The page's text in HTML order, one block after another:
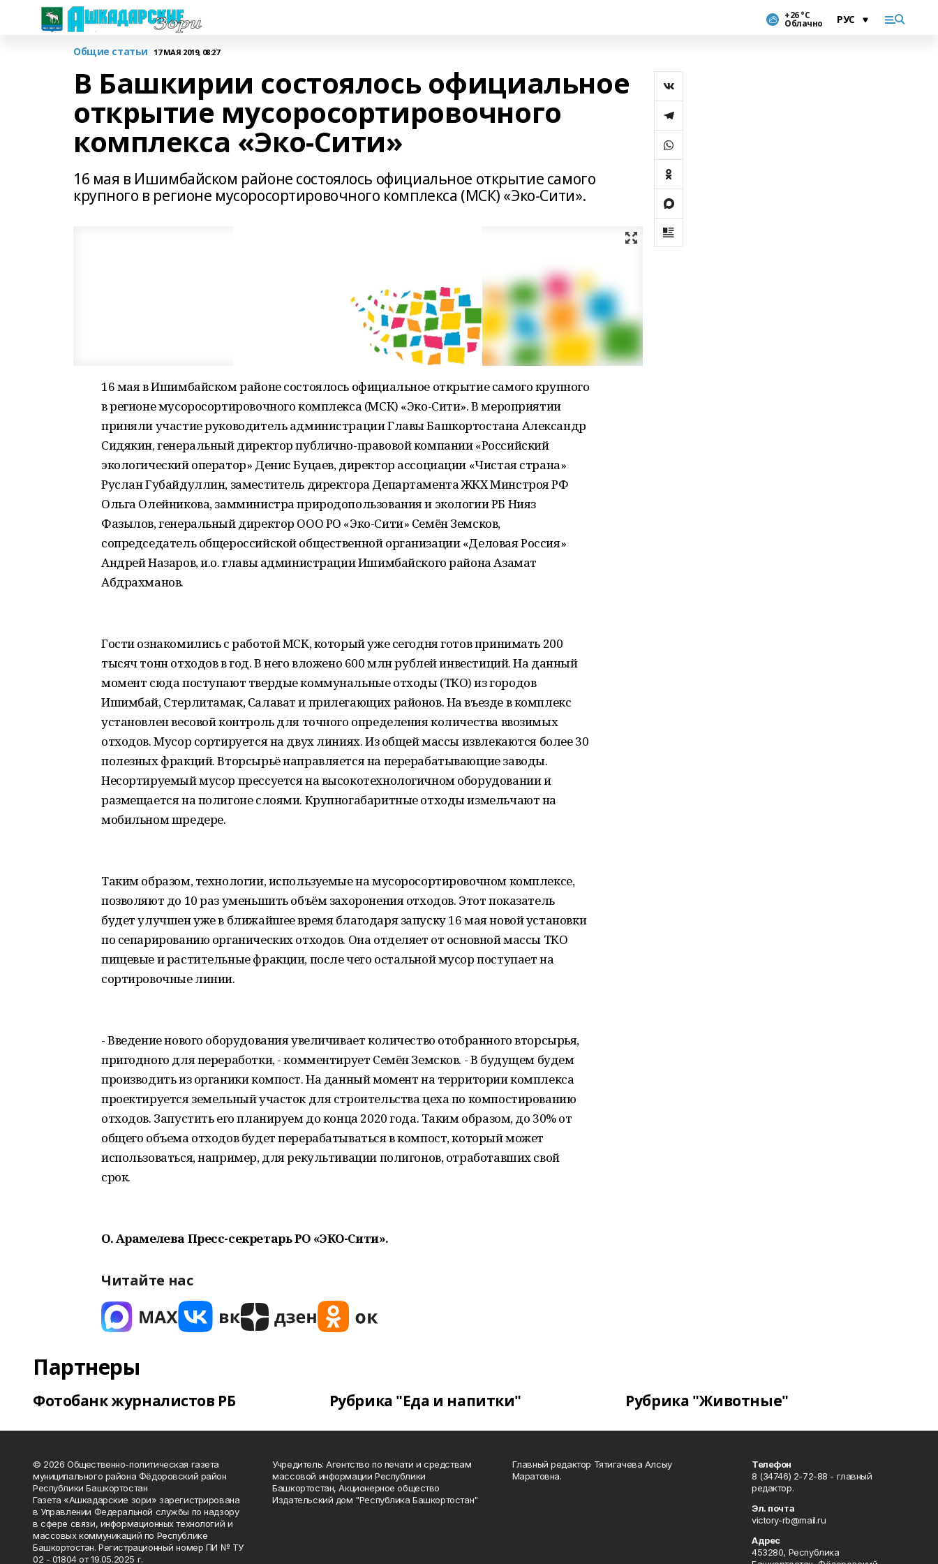
+26 °С
Облачно
Общие статьи 17 МАЯ 2019, 08:27
В Башкирии состоялось официальное
открытие мусоросортировочного
комплекса «Эко-Сити»
16 мая в Ишимбайском районе состоялось официальное открытие самого
крупного в регионе мусоросортировочного комплекса (МСК) «Эко-Сити».
16 мая в Ишимбайском районе состоялось официальное открытие самого крупного
в регионе мусоросортировочного комплекса (МСК) «Эко-Сити». В мероприятии
приняли участие руководитель администрации Главы Башкортостана Александр
Сидякин, генеральный директор публично-правовой компании «Российский
экологический оператор» Денис Буцаев, директор ассоциации «Чистая страна»
Руслан Губайдуллин, заместитель директора Департамента ЖКХ Минстроя РФ
Ольга Олейникова, замминистра природопользования и экологии РБ Нияз
Фазылов, генеральный директор ООО РО «Эко-Сити» Семён Земсков,
сопредседатель общероссийской общественной организации «Деловая Россия»
Андрей Назаров, и.о. главы администрации Ишимбайского района Азамат
Абдрахманов.
Гости ознакомились с работой МСК, который уже сегодня готов принимать 200
тысяч тонн отходов в год. В него вложено 600 млн рублей инвестиций. На данный
момент сюда поступают твердые коммунальные отходы (ТКО) из городов
Ишимбай, Стерлитамак, Салават и прилегающих районов. На въезде в комплекс
установлен весовой контроль для точного определения количества ввозимых
отходов. Мусор сортируется на двух линиях. Из общей массы извлекаются более 30
полезных фракций. Вторсырьё направляется на перерабатывающие заводы.
Несортируемый мусор прессуется на высокотехнологичном оборудовании и
размещается на полигоне слоями. Крупногабаритные отходы измельчают на
мобильном шредере.
Таким образом, технологии, используемые на мусоросортировочном комплексе,
позволяют до 10 раз уменьшить объём захоронения отходов. Этот показатель
будет улучшен уже в ближайшее время благодаря запуску 16 мая новой установки
по сепарированию органических отходов. Она отделяет от основной массы ТКО
пищевые и растительные фракции, после чего остальной мусор поступает на
сортировочные линии.
- Введение нового оборудования увеличивает количество отобранного вторсырья,
пригодного для переработки, - комментирует Семён Земсков. - В будущем будем
производить из органики компост. На данный момент на территории комплекса
проектируется земельный участок для строительства цеха по компостированию
отходов. Запустить его планируем до конца 2020 года. Таким образом, до 30% от
общего объема отходов будет перерабатываться в компост, который может
использоваться, например, для рекультивации полигонов, отработавших свой
срок.
О. Арамелева Пресс-секретарь РО «ЭКО-Сити».
Читайте нас
Партнеры
Фотобанк журналистов РБ Рубрика "Еда и напитки" Рубрика "Животные"
© 2026 Общественно-политическая газета
муниципального района Фёдоровский район
Республики Башкортостан
Газета «Ашкадарские зори» зарегистрирована
в Управлении Федеральной службы по надзору
в сфере связи, информационных технологий и
массовых коммуникаций по Республике
Башкортостан. Регистрационный номер ПИ № ТУ
02 - 01804 от 19.05.2025 г.
Учредитель: Агентство по печати и средствам
массовой информации Республики
Башкортостан, Акционерное общество
Издательский дом "Республика Башкортостан"
Главный редактор Тятигачева Алсыу
Маратовна.
Телефон
8 (34746) 2-72-88 - главный
редактор.
Эл. почта
victory-rb@mail.ru
Адрес
453280, Республика